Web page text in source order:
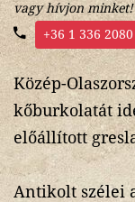
vagy hívjon minket!
+36 1 336 2080
Közép-
kőburkolatát
előállított
Antikolt szélei